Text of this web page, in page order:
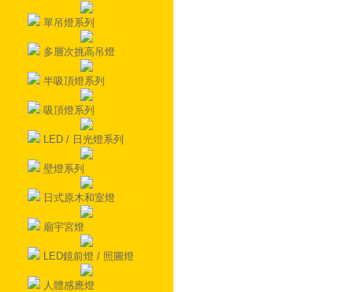
單吊燈系列
多層次挑高吊燈
半吸頂燈系列
吸頂燈系列
LED / 日光燈系列
壁燈系列
日式原木和室燈
廟宇宮燈
LED鏡前燈 / 照圖燈
人體感應燈